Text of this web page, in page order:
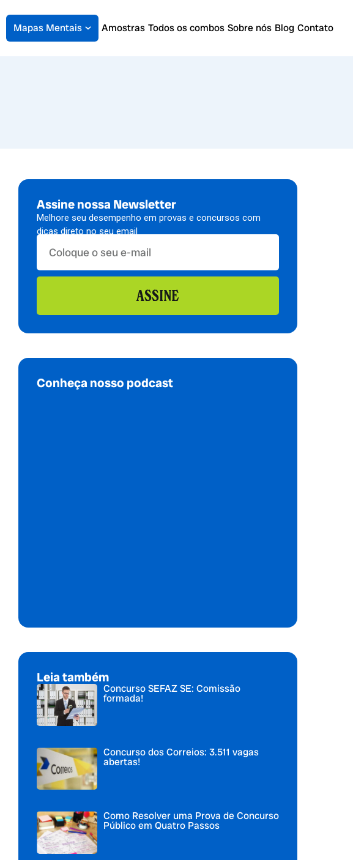
Mapas Mentais Amostras Todos os combos Sobre nós Blog Contato
Assine nossa Newsletter
Melhore seu desempenho em provas e concursos com
dicas direto no seu email
ASSINE
Conheça nosso podcast
Leia também
Concurso SEFAZ SE: Comissão
formada!
Concurso dos Correios: 3.511 vagas
abertas!
Como Resolver uma Prova de Concurso
Público em Quatro Passos